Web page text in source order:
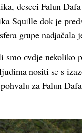
deseci Falun
Squille dok je
grupe nadjačala
ovdje nekoliko
nositi se s
za Falun